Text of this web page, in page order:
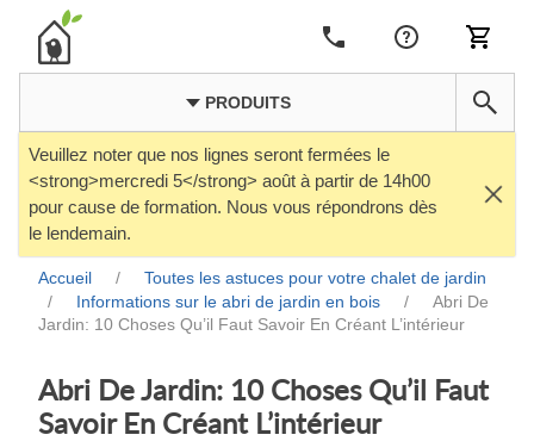
PRODUITS
Veuillez noter que nos lignes seront fermées le
<strong>mercredi 5</strong> août à partir de 14h00
pour cause de formation. Nous vous répondrons dès
le lendemain.
Accueil /
Toutes les astuces pour votre chalet de jardin
/
Informations sur le abri de jardin en bois /
Abri De
Jardin: 10 Choses Qu’il Faut Savoir En Créant L’intérieur
Abri De Jardin: 10 Choses Qu’il Faut
Savoir En Créant L’intérieur